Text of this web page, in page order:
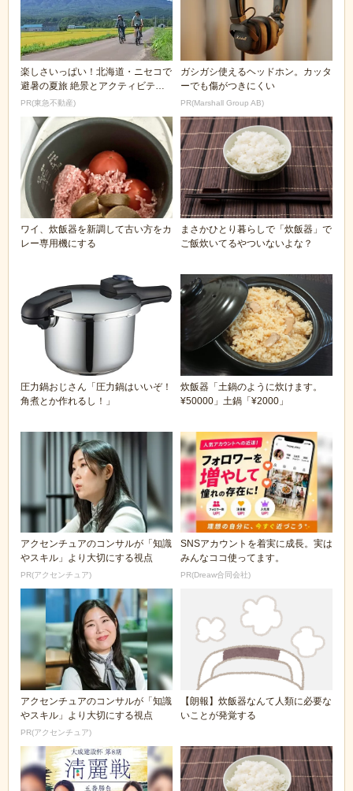
楽しさいっぱい！北海道・ニセコで
避暑の夏旅 絶景とアクティビティ
が揃う「ニセコ東...
PR(東急不動産)
ガシガシ使えるヘッドホン。カッタ
ーでも傷がつきにくい
PR(Marshall Group AB)
ワイ、炊飯器を新調して古い方をカ
レー専用機にする
まさかひとり暮らしで「炊飯器」で
ご飯炊いてるやついないよな？
圧力鍋おじさん「圧力鍋はいいぞ！
角煮とか作れるし！」
炊飯器「土鍋のように炊けます。
¥50000」土鍋「¥2000」
アクセンチュアのコンサルが「知識
やスキル」より大切にする視点
PR(アクセンチュア)
SNSアカウントを着実に成長。実は
みんなココ使ってます。
PR(Dreaw合同会社)
アクセンチュアのコンサルが「知識
やスキル」より大切にする視点
PR(アクセンチュア)
【朗報】炊飯器なんて人類に必要な
いことが発覚する